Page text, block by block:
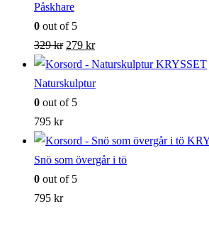
Påskhare
0 out of 5
329kr Det
ursprungliga
priset
var:
279 krDet
nuvarande
priset
Naturskulptur
0 out of 5
795 kr
Snö som övergår i tö
0 out of 5
795 kr